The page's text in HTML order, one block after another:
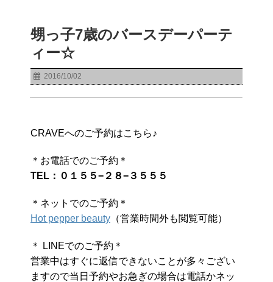
甥っ子7歳のバースデーパーテ
ィー☆
2016/10/02
CRAVEへのご予約はこちら♪
＊お電話でのご予約＊
TEL：０１５５−２８−３５５５
＊ネットでのご予約＊
Hot pepper beauty （営業時間外も閲覧可能）
＊ LINEでのご予約＊
営業中はすぐに返信できないことが多々ござい
ますので当日予約やお急ぎの場合は電話かネッ